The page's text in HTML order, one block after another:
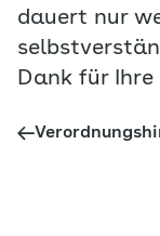
dauert nur
Dank für